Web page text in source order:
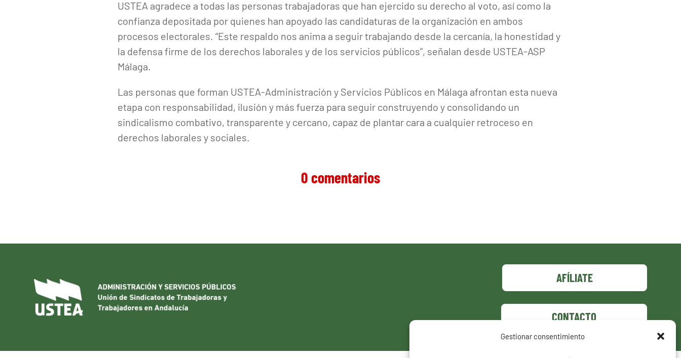
Gestionar consentimiento
USTEA agradece a todas las personas trabajadoras que han ejercido su derecho al voto, así como la
confianza depositada por quienes han apoyado las candidaturas de la organización en ambos
procesos electorales. “Este respaldo nos anima a seguir trabajando desde la cercanía, la honestidad y
la defensa firme de los derechos laborales y de los servicios públicos”, señalan desde USTEA-ASP
Málaga.
Las personas que forman USTEA-Administración y Servicios Públicos en Málaga afrontan esta nueva
etapa con responsabilidad, ilusión y más fuerza para seguir construyendo y consolidando un
sindicalismo combativo, transparente y cercano, capaz de plantar cara a cualquier retroceso en
derechos laborales y sociales.
0 comentarios
AFÍLIATE
CONTACTO